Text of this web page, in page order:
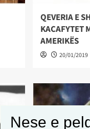
QEVERIA E
KACAFYTET
AMERIKËS
20/01/2019
Nese e